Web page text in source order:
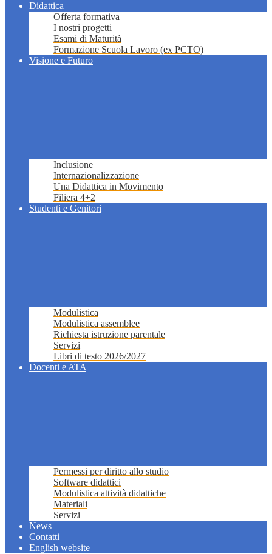
Didattica
Offerta formativa
I nostri progetti
Esami di Maturità
Formazione Scuola Lavoro (ex PCTO)
Visione e Futuro
Inclusione
Internazionalizzazione
Una Didattica in Movimento
Filiera 4+2
Studenti e Genitori
Modulistica
Modulistica assemblee
Richiesta istruzione parentale
Servizi
Libri di testo 2026/2027
Docenti e ATA
Permessi per diritto allo studio
Software didattici
Modulistica attività didattiche
Materiali
Servizi
News
Contatti
English website